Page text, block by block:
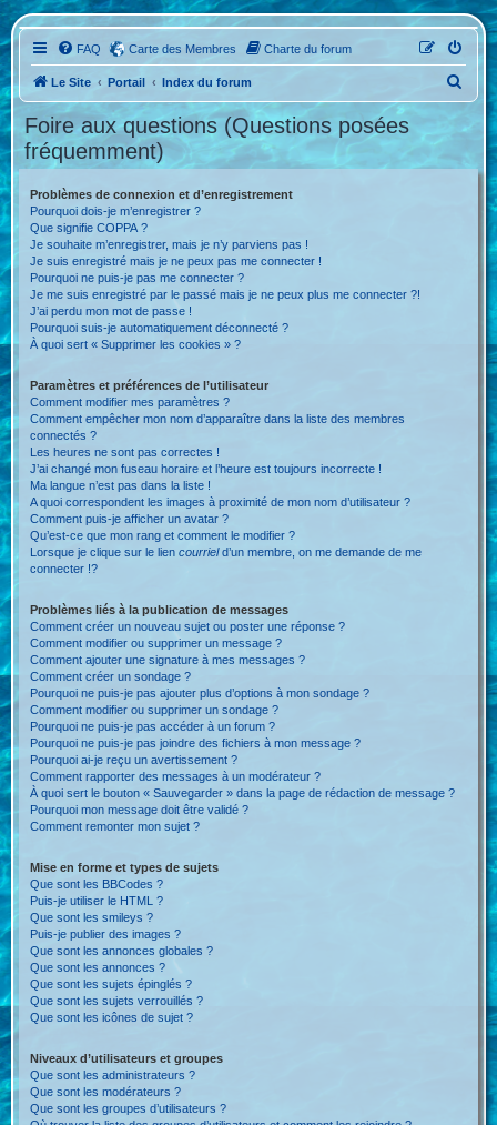
FAQ Carte des Membres Charte du forum
Le Site Portail Index du forum
c
Foire aux questions (Questions posées
fréquemment)
Problèmes de connexion et d’enregistrement
Pourquoi dois-je m’enregistrer ?
Que signifie COPPA ?
Je souhaite m’enregistrer, mais je n’y parviens pas !
Je suis enregistré mais je ne peux pas me connecter !
Pourquoi ne puis-je pas me connecter ?
Je me suis enregistré par le passé mais je ne peux plus me connecter ?!
J’ai perdu mon mot de passe !
Pourquoi suis-je automatiquement déconnecté ?
À quoi sert « Supprimer les cookies » ?
Paramètres et préférences de l’utilisateur
Comment modifier mes paramètres ?
Comment empêcher mon nom d’apparaître dans la liste des membres
connectés ?
Les heures ne sont pas correctes !
J’ai changé mon fuseau horaire et l’heure est toujours incorrecte !
Ma langue n’est pas dans la liste !
A quoi correspondent les images à proximité de mon nom d’utilisateur ?
Comment puis-je afficher un avatar ?
Qu’est-ce que mon rang et comment le modifier ?
Lorsque je clique sur le liencourrield’un membre, on me demande de me
connecter !?
Problèmes liés à la publication de messages
Comment créer un nouveau sujet ou poster une réponse ?
Comment modifier ou supprimer un message ?
Comment ajouter une signature à mes messages ?
Comment créer un sondage ?
Pourquoi ne puis-je pas ajouter plus d’options à mon sondage ?
Comment modifier ou supprimer un sondage ?
Pourquoi ne puis-je pas accéder à un forum ?
Pourquoi ne puis-je pas joindre des fichiers à mon message ?
Pourquoi ai-je reçu un avertissement ?
Comment rapporter des messages à un modérateur ?
À quoi sert le bouton « Sauvegarder » dans la page de rédaction de message ?
Pourquoi mon message doit être validé ?
Comment remonter mon sujet ?
Mise en forme et types de sujets
Que sont les BBCodes ?
Puis-je utiliser le HTML ?
Que sont les smileys ?
Puis-je publier des images ?
Que sont les annonces globales ?
Que sont les annonces ?
Que sont les sujets épinglés ?
Que sont les sujets verrouillés ?
Que sont les icônes de sujet ?
Niveaux d’utilisateurs et groupes
Que sont les administrateurs ?
Que sont les modérateurs ?
Que sont les groupes d’utilisateurs ?